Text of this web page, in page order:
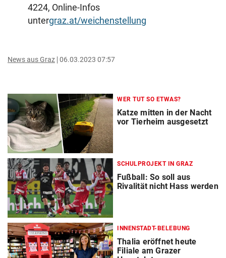
4224, Online-Infos
untergraz.at/weichenstellung
News aus Graz 06.03.2023 07:57
WER TUT SO ETWAS?
Katze mitten in der Nacht
vor Tierheim ausgesetzt
SCHULPROJEKT IN GRAZ
Fußball: So soll aus
Rivalität nicht Hass werden
INNENSTADT-BELEBUNG
Thalia eröffnet heute
Filiale am Grazer